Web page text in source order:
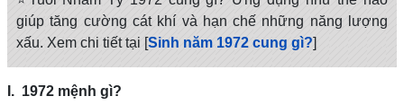
giúp tăng cường cát khí và hạn chế những năng lượng
xấu. Xem chi tiết tại [Sinh năm 1972 cung gì?]
I. 1972 mệnh gì?